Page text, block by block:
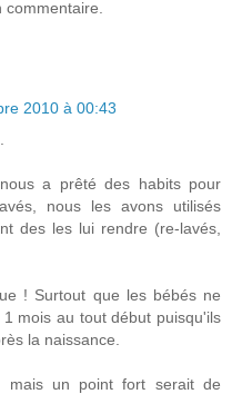
2010 à 00:43
a prêté des habits pour
nous les avons utilisés
des les lui rendre (re-lavés,
! Surtout que les bébés ne
mois au tout début puisqu'ils
la naissance.
mais un point fort serait de